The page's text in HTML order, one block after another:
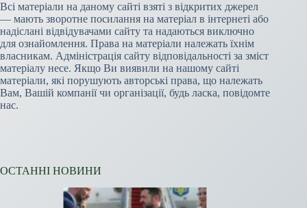
Всі матеріали на даному сайті взяті з відкритих джерел
— мають зворотне посилання на матеріал в інтернеті або
надіслані відвідувачами сайту та надаються виключно
для ознайомлення. Права на матеріали належать їхнім
власникам. Адміністрація сайту відповідальності за зміст
матеріалу несе. Якщо Ви виявили на нашому сайті
матеріали, які порушують авторські права, що належать
Вам, Вашій компанії чи організації, будь ласка, повідомте
нас.
ОСТАННІ НОВИНИ